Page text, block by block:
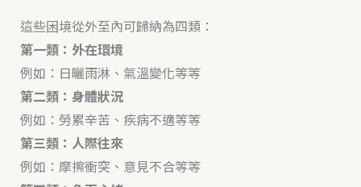
這些困境從外至內可歸納為四類：
第一類：外在環境
例如：日曬雨淋、氣溫變化等等
第二類：身體狀況
例如：勞累辛苦、疾病不適等等
第三類：人際往來
例如：摩擦衝突、意見不合等等